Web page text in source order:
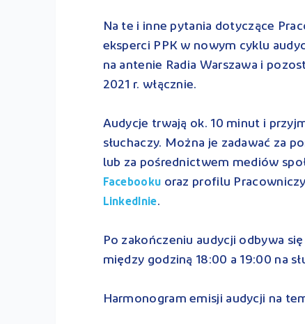
Na te i inne pytania dotyczące
eksperci PPK w nowym cyklu
na antenie Radia Warszawa i
2021 r. włącznie.
Audycje trwają ok. 10 minut i
słuchaczy. Można je zadawać za
lub za pośrednictwem mediów
Facebooku oraz profilu
LinkedInie.
Po zakończeniu audycji odbywa
między godziną 18:00 a 19:00 na
Harmonogram emisji audycji na